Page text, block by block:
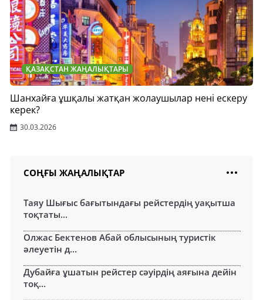
ҚАЗАҚСТАН ЖАҢАЛЫҚТАРЫ
Шанхайға ұшқалы жатқан жолаушылар нені ескеру
керек?
30.03.2026
СОҢҒЫ ЖАҢАЛЫҚТАР
Таяу Шығыс бағытындағы рейстердің уақытша
тоқтаты...
Олжас Бектенов Абай облысының туристік
әлеуетін д...
Дубайға ұшатын рейстер сәуірдің аяғына дейін
тоқ...